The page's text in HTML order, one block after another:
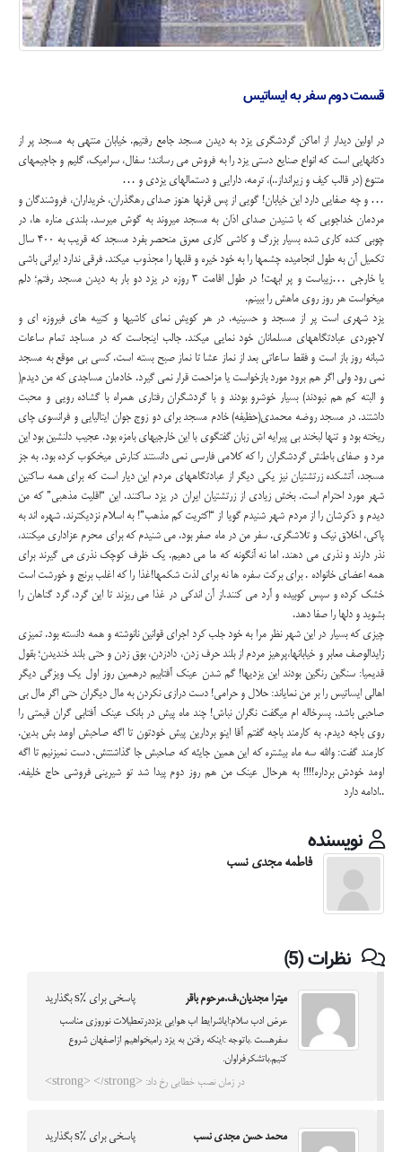
قسمت دوم سفر به ایساتیس
در اولین دیدار از اماکن گردشگری یزد به دیدن مسجد جامع رفتیم. خیابان منتهی به مسجد پر از
دکانهایی است که انواع صنایع دستی یزد را به فروش می رسانند؛ سفال، سرامیک، گلیم و جاجیمهای
متنوع (در قالب کیف و زیرانداز..)، ترمه، دارایی و دستمالهای یزدی و …
… و چه صفایی دارد این خیابان! گویی از پس قرنها هنوز صدای رهگذران، خریداران، فروشندگان و
مردمان خداجویی که با شنیدن صدای اذان به مسجد میروند به گوش میرسد. بلندی مناره ها، در
چوبی کنده کاری شده بسیار بزرگ و کاشی کاری معرق منحصر بفرد مسجد که قریب به 400 سال
تکمیل آن به طول انجامیده چشمها را به خود خیره و قلبها را مجذوب میکند. فرقی ندارد ایرانی باشی
یا خارجی …زیباست و پر ابهت! در طول اقامت 3 روزه در یزد دو بار به دیدن مسجد رفتم؛ دلم
میخواست هر روز روی ماهش را ببینم.
یزد شهری است پر از مسجد و حسینیه. در هر کویش نمای کاشیها و کتیبه های فیروزه ای و
لاجوردی عبادتگاههای مسلمانان خود نمایی میکند. جالب اینجاست که در مساجد تمام ساعات
شبانه روز باز است و فقط ساعاتی بعد از نماز عشا تا نماز صبح بسته است. کسی بی موقع به مسجد
نمی رود ولی اگر هم برود مورد بازخواست یا مزاحمت قرار نمی گیرد. خادمان مساجدی که من دیدم(
و البته کم هم نبودند) بسیار خوشرو بودند و با گردشگران رفتاری همراه با گشاده رویی و محبت
داشتند. در مسجد روضه محمدی(حظیفه) خادم مسجد برای دو زوج جوان ایتالیایی و فرانسوی چای
ریخته بود و تنها لبخند بی پیرایه اش زبان گفتگوی با این خارجیهای بامزه بود. عجیب دلنشین بود این
مرد و صفای باطنش گردشگران را که کلامی فارسی نمی دانستند کنارش میخکوب کرده بود. به جز
مسجد، آتشکده زرتشتیان نیز یکی دیگر از عبادتگاههای مردم این دیار است که برای همه ساکنین
شهر مورد احترام است. بخش زیادی از زرتشتیان ایران در یزد ساکنند. این “اقلیت مذهبی” که من
دیدم و ذکرشان را از مردم شهر شنیدم گویا از “اکثریت کم مذهب”! به اسلام نزدیکترند. شهره اند به
پاکی، اخلاق نیک و تلاشگری. سفر من در ماه صفر بود. می شنیدم که برای محرم عزاداری میکنند،
نذر دارند و نذری می دهند. اما نه آنگونه که ما می دهیم. یک ظرف کوچک نذری می گیرند برای
همه اعضای خانواده . برای برکت سفره ها نه برای لذت شکمها!غذا را که اغلب برنج و خورشت است
خشک کرده و سپس کوبیده و آرد می کنند.از آن اندکی در غذا می ریزند تا این گرد، گرد گناهان را
بشوید و دلها را صفا دهد.
چیزی که بسیار در این شهر نظر مرا به خود جلب کرد اجرای قوانین نانوشته و همه دانسته بود. تمیزی
زایدالوصف معابر و خیابانها،پرهیز مردم از بلند حرف زدن، دادزدن، بوق زدن و حتی بلند خندیدن؛ بقول
قدیمیا: سنگین رنگین بودند این یزدیها! گم شدن عینک آفتابیم درهمین روز اول یک ویزگی دیگر
اهالی ایساتیس را بر من نمایاند: حلال و حرامی! دست درازی نکردن به مال دیگران حتی اگر مال بی
صاحبی باشد. پسرخاله ام میگفت نگران نباش! چند ماه پیش در بانک عینک آفتابی گران قیمتی را
روی باجه دیدم. به کارمند باجه گفتم آقا اینو بردارین پیش خودتون تا اگه صاحبش اومد بش بدین.
کارمند گفت: والله سه ماه بیشتره که این همین جایئه که صاحبش جا گذاشتتش. دست نمیزنیم تا اگه
اومد خودش برداره!!!! به هرحال عینک من هم روز دوم پیدا شد تو شیرینی فروشی حاج خلیفه.
..ادامه دارد
نویسنده
فاطمه مجدی نسب
نظرات (5)
میترا مجدیان.ف.مرحوم باقر پاسخی برای %s بگذارید
عرض ادب سلام:ایاشرایط اب هوایی یزددرتعطیلات نوروزی مناسب
سفرهست .باتوجه :اینکه رفتن به یزد رامیخواهیم ازاصفهان شروع
کنیم.باتشکرفراوان.
در زمان نصب خطایی رخ داد: <strong> </strong>
محمد حسن مجدی نسب پاسخی برای %s بگذارید